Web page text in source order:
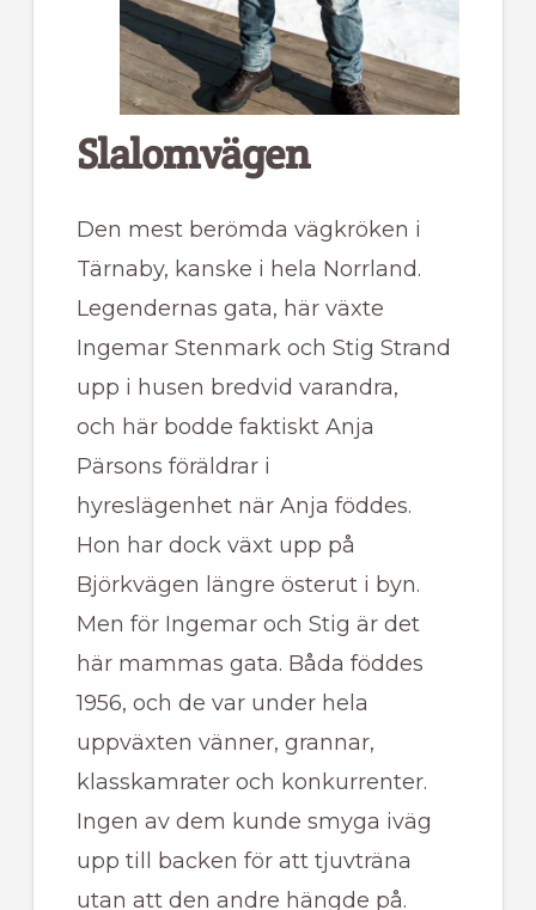
Slalomvägen
Den mest berömda vägkröken i
Tärnaby, kanske i hela Norrland.
Legendernas gata, här växte
Ingemar Stenmark och Stig Strand
upp i husen bredvid varandra,
och här bodde faktiskt Anja
Pärsons föräldrar i
hyreslägenhet när Anja föddes.
Hon har dock växt upp på
Björkvägen längre österut i byn.
Men för Ingemar och Stig är det
här mammas gata. Båda föddes
1956, och de var under hela
uppväxten vänner, grannar,
klasskamrater och konkurrenter.
Ingen av dem kunde smyga iväg
upp till backen för att tjuvträna
utan att den andre hängde på.